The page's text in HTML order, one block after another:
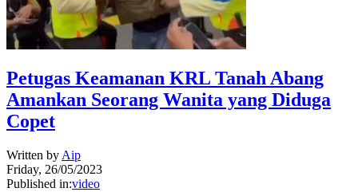
Petugas Keamanan KRL Tanah Abang
Amankan Seorang Wanita yang Diduga
Copet
Written by Aip
Friday, 26/05/2023
Published in:video